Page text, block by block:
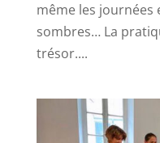
même les
sombres… La
trésor....